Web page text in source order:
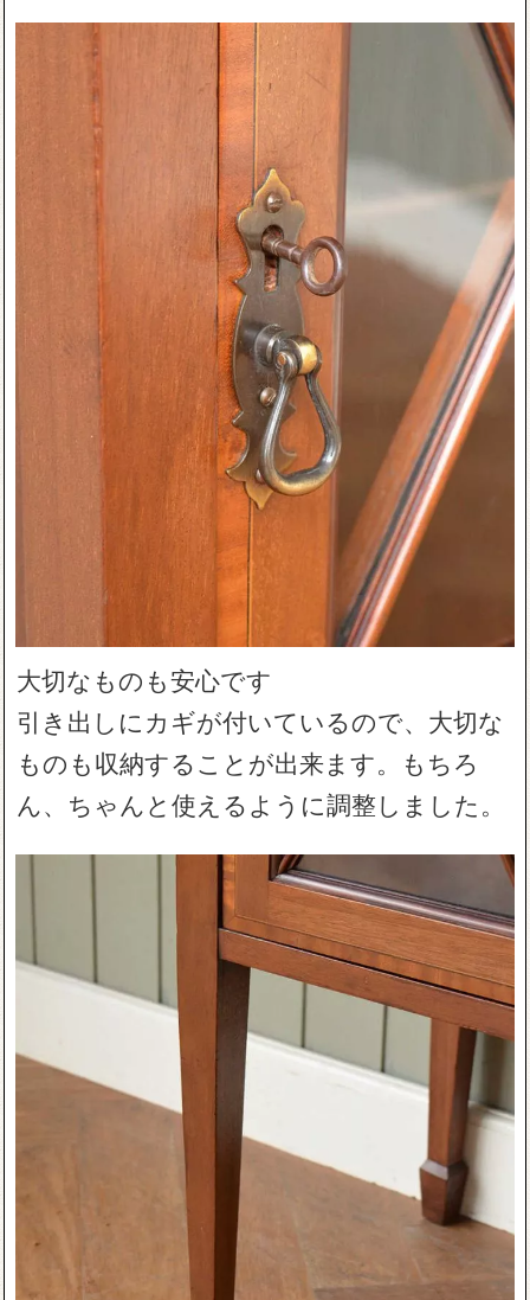
大切なものも安心です
引き出しにカギが付いているので、大切な
ものも収納することが出来ます。もちろ
ん、ちゃんと使えるように調整しました。